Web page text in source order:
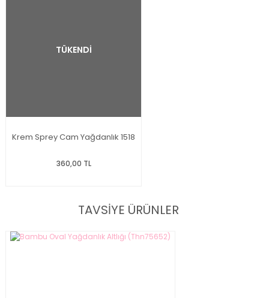
TÜKENDİ
Krem Sprey Cam Yağdanlık 1518
360,00 TL
TAVSİYE ÜRÜNLER